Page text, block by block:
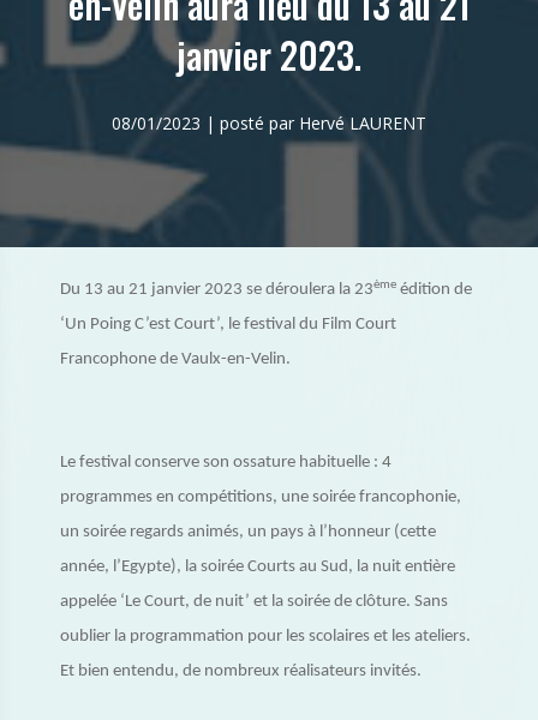
janvier 2023.
08/01/2023 | posté par Hervé LAURENT
Du 13 au 21 janvier 2023 se déroulera la 23ème édition de
‘Un Poing C’est Court’, le festival du Film Court
Francophone de Vaulx-en-Velin.
Le festival conserve son ossature habituelle : 4
programmes en compétitions, une soirée francophonie,
un soirée regards animés, un pays à l’honneur (cette
année, l’Egypte), la soirée Courts au Sud, la nuit entière
appelée ‘Le Court, de nuit’ et la soirée de clôture. Sans
oublier la programmation pour les scolaires et les ateliers.
Et bien entendu, de nombreux réalisateurs invités.